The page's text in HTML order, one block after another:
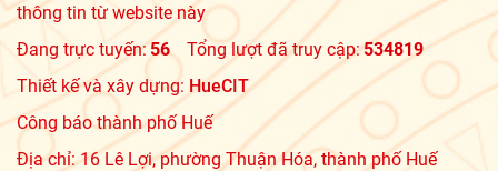
thông tin từ website này
Đang trực tuyến:56 Tổng lượt đã truy cập:534819
Thiết kế và xây dựng: HueCIT
Công báo thành phố Huế
Địa chỉ: 16 Lê Lợi, phường Thuận Hóa, thành phố Huế